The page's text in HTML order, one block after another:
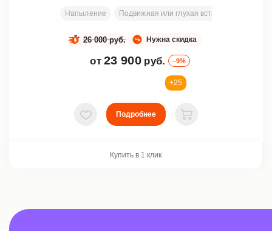
Напыление Подвижная или глухая вставка
Нужна скидка
26 000 руб.
от 23 900 руб. –9%
+25
В избранное
Подробнее
В корзину
Купить в 1 клик